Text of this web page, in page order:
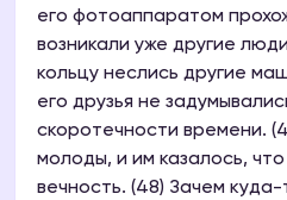
его фотоаппаратом
возникали уже другие
кольцу неслись другие
его друзья не
скоротечности времени.
молоды, и им казалось,
вечность. (48) Зачем